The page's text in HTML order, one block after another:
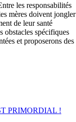
les responsabilités
mères doivent jongler
de leur santé
obstacles spécifiques
et proposerons des
PRIMORDIAL !